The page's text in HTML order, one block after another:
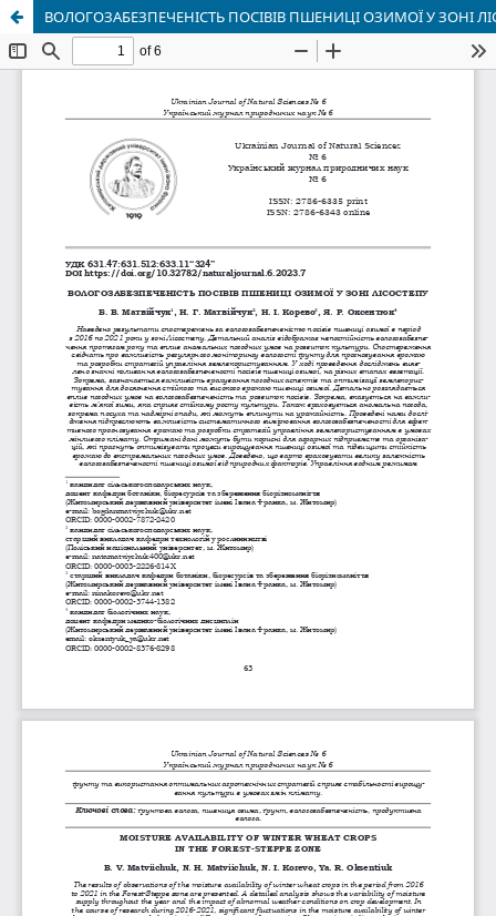
ВОЛОГОЗАБЕЗПЕЧЕНІСТЬ ПОСІВІВ ПШЕНИЦІ ОЗИМОЇ У ЗОНІ